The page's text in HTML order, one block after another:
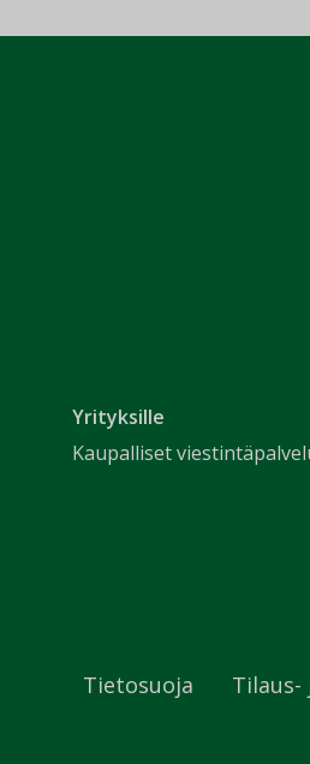
Yrityksille
Kaupalliset
Tietosuoja